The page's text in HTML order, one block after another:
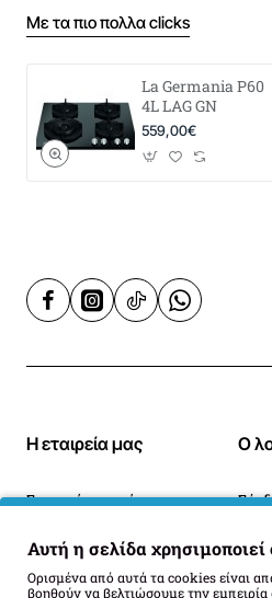
Με τα πιο πολλα clicks
La Germania P60
4L LAG GN
559,00€
Η εταιρεία μας
Σχετικά με εμάς
Blog
Πληροφορίες Παράδοσης
Ο
Αυτή η σελίδα
Ορισμένα από αυτά τα cookies είναι
βοηθούν να βελτιώσουμε την